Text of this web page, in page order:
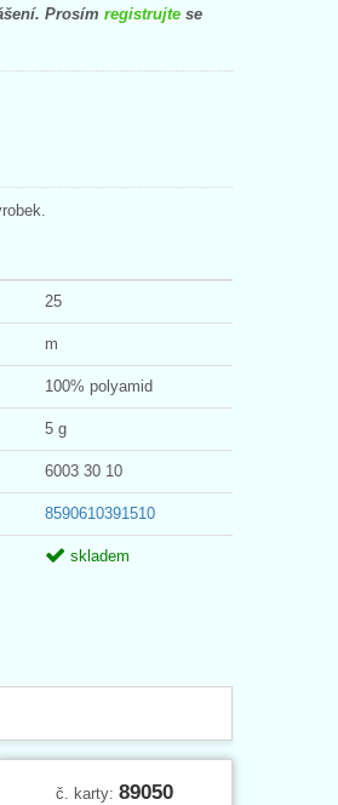
Prosím registrujte se
25
m
100% polyamid
5 g
6003 30 10
8590610391510
skladem
č. karty: 89050